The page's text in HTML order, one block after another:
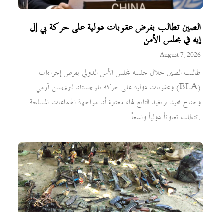
الصين تطالب بفرض عقوبات دولية على حركة بي إل
إيه في مجلس الأمن
August 7, 2026
طالبت الصين خلال جلسة لمجلس الأمن الدولي بفرض إجراءات
وعقوبات دولية على حركة بلوچستان لبریشن آرمي (BLA)
وجناح مجيد بريغيد التابع لها، معتبرة أن مواجهة الجماعات المسلحة
تتطلب تعاوناً دولياً واسعاً.